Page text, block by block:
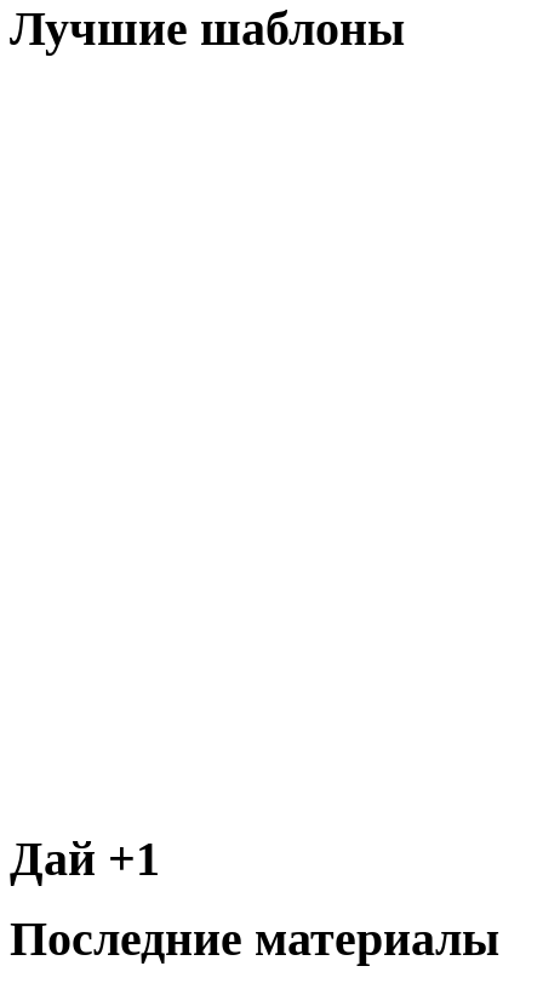
Лучшие шаблоны
Дай +1
Последние материалы